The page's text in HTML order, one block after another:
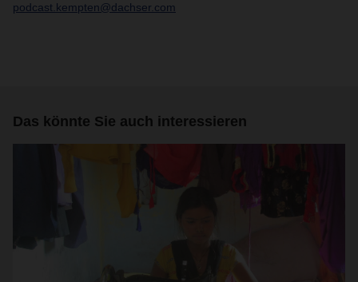
podcast.kempten@dachser.com
Das könnte Sie auch interessieren